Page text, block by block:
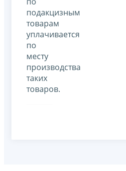
подакцизным
товарам
уплачивается
по
месту
производства
таких
товаров.